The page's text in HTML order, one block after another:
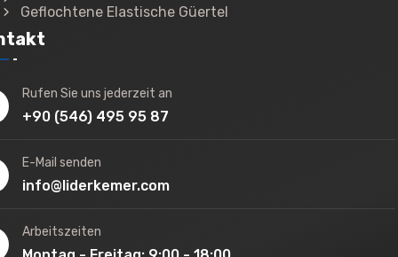
Geflochtene Elastische Güertel
Rufen Sie uns jederzeit an
+90 (546) 495 95 87
E-Mail senden
info@liderkemer.com
Arbeitszeiten